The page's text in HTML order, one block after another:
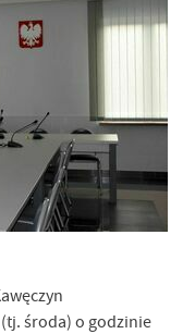
środa) o godzinie